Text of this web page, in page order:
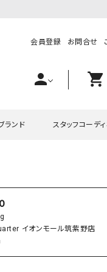
会員登録 お問合せ
person shopping_cart
ランド
ンジェリコルーチェ
ドクウォーター）
スタッフコーデ
イオンモール筑紫野店